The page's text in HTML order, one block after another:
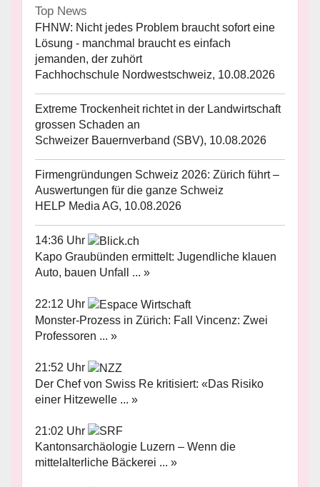
Top News
FHNW: Nicht jedes Problem braucht sofort eine
Lösung - manchmal braucht es einfach
jemanden, der zuhört
Fachhochschule Nordwestschweiz, 10.08.2026
Extreme Trockenheit richtet in der Landwirtschaft
grossen Schaden an
Schweizer Bauernverband (SBV), 10.08.2026
Firmengründungen Schweiz 2026: Zürich führt –
Auswertungen für die ganze Schweiz
HELP Media AG, 10.08.2026
14:36 Uhr
Kapo Graubünden ermittelt: Jugendliche klauen
Auto, bauen Unfall ... »
22:12 Uhr
Monster-Prozess in Zürich: Fall Vincenz: Zwei
Professoren ... »
21:52 Uhr
Der Chef von Swiss Re kritisiert: «Das Risiko
einer Hitzewelle ... »
21:02 Uhr
Kantonsarchäologie Luzern – Wenn die
mittelalterliche Bäckerei ... »